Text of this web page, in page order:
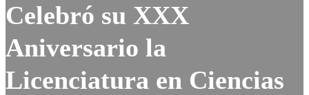
Celebró su XXX
Aniversario la
Licenciatura en Ciencias